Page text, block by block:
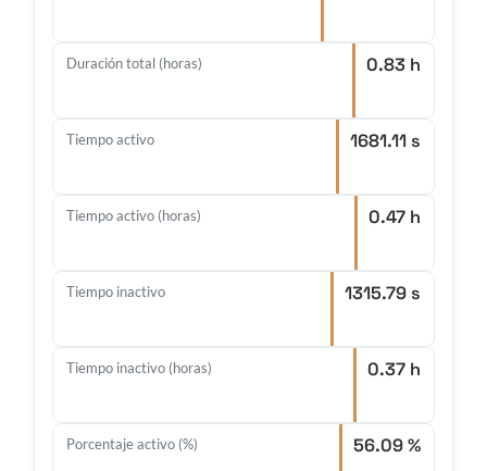
Duración total (horas) 0.83 h
Tiempo activo 1681.11 s
Tiempo activo (horas) 0.47 h
Tiempo inactivo 1315.79 s
Tiempo inactivo (horas) 0.37 h
Porcentaje activo (%) 56.09 %